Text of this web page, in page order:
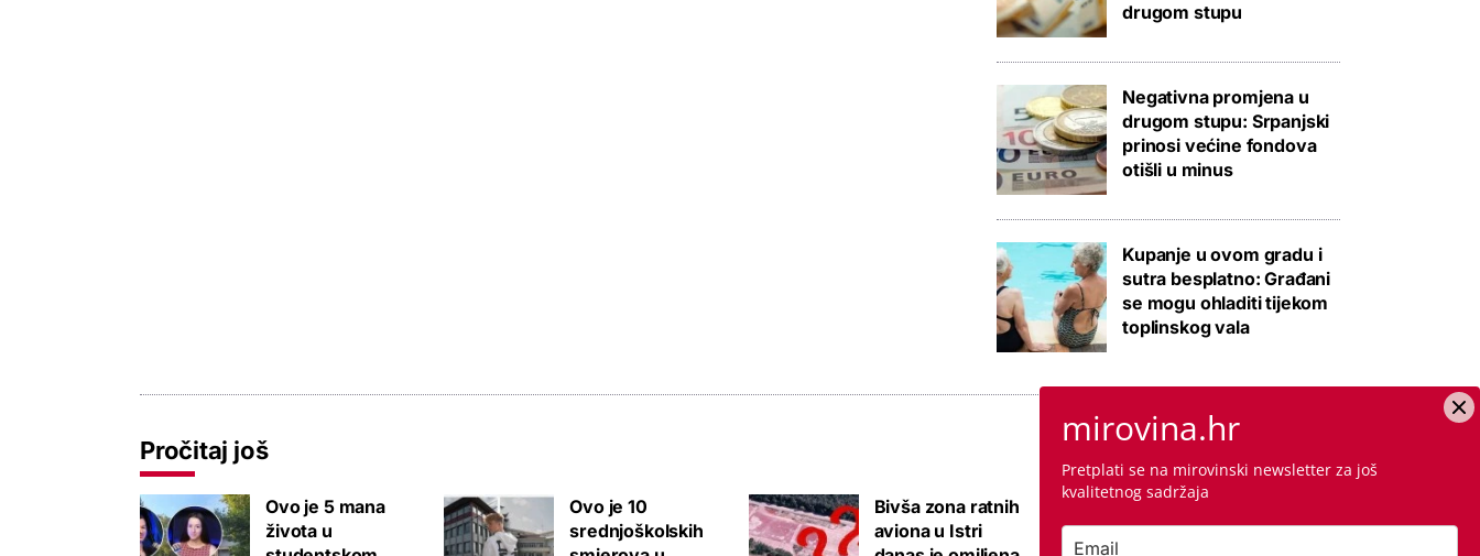
drugom stupu
Negativna promjena u
drugom stupu: Srpanjski
prinosi većine fondova
otišli u minus
Kupanje u ovom gradu i
sutra besplatno: Građani
se mogu ohladiti tijekom
toplinskog vala
Pročitaj još
Ovo je 5 mana
života u
Ovo je 10
srednjoškolskih
Bivša zona ratnih
aviona u Istri
Raspisana dva
mega natječaja za
mirovina.hr
Pretplati se na mirovinski newsletter za još
kvalitetnog sadržaja